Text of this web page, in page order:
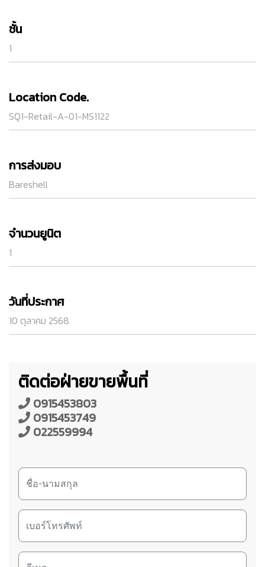
ชั้น
1
Location Code.
SQ1-Retail-A-01-MS1122
การส่งมอบ
Bareshell
จำนวนยูนิต
1
วันที่ประกาศ
10 ตุลาคม 2568
ติดต่อฝ่ายขายพื้นที่
0915453803
0915453749
022559994